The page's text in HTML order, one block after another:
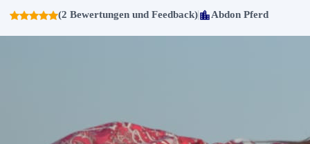
(2 Bewertungen und Feedback) Abdon Pferd